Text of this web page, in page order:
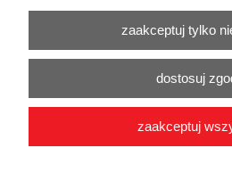
NIP:8441809717, REGON:
Nr konta do przelewów:Bank Millenium
0460
Telefon :+48 22
E-mail :
zaakceptuj tylko
dostosuj
zaakceptuj